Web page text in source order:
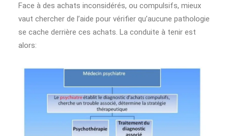
Face à des achats inconsidérés, ou compulsifs, mieux
vaut chercher de l’aide pour vérifier qu’aucune pathologie
se cache derrière ces achats. La conduite à tenir est
alors: